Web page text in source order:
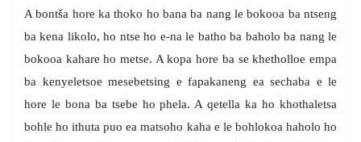
A bontša hore ka thoko ho bana ba nang le bokooa ba ntseng
ba kena likolo, ho ntse ho e-na le batho ba baholo ba nang le
bokooa kahare ho metse. A kopa hore ba se khetholloe empa
ba kenyeletsoe mesebetsing e fapakaneng ea sechaba e le
hore le bona ba tsebe ho phela. A qetella ka ho khothaletsa
bohle ho ithuta puo ea matsoho kaha e le bohlokoa haholo ho